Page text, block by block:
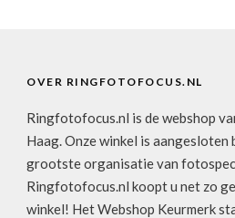
OVER RINGFOTOFOCUS.NL
Ringfotofocus.nl is de webshop
Haag. Onze winkel is
grootste organisatie van
Ringfotofocus.nl koopt u net zo
winkel! Het Webshop Keurmerk